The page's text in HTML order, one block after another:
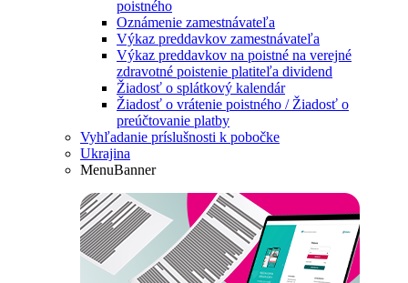
poistného
Oznámenie zamestnávateľa
Výkaz preddavkov zamestnávateľa
Výkaz preddavkov na poistné na verejné
zdravotné poistenie platiteľa dividend
Žiadosť o splátkový kalendár
Žiadosť o vrátenie poistného / Žiadosť o
preúčtovanie platby
Vyhľadanie príslušnosti k pobočke
Ukrajina
MenuBanner